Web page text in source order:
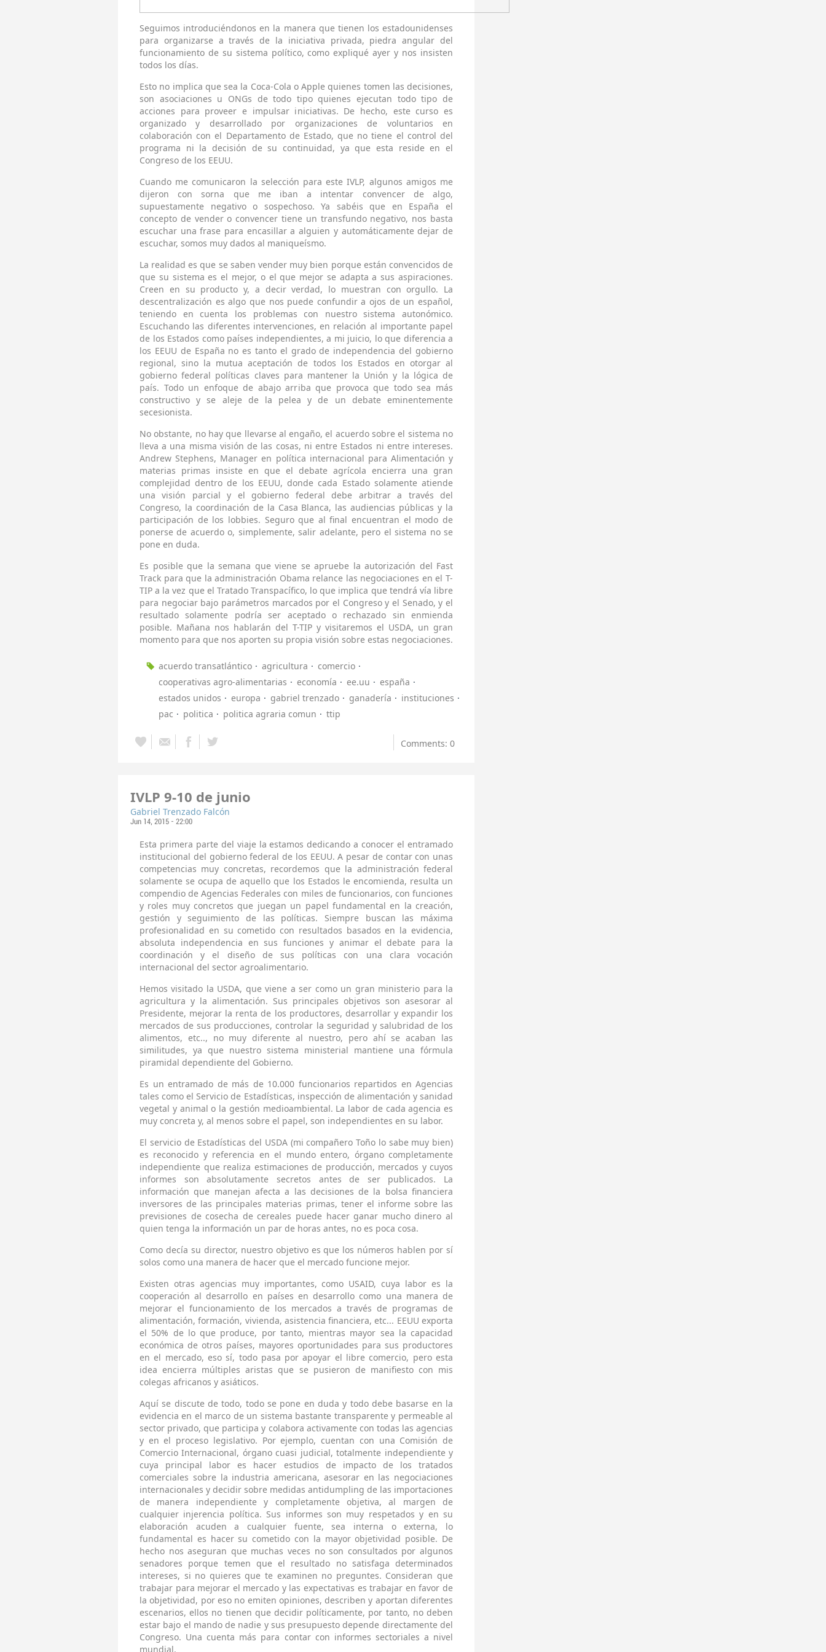
Seguimos introduciéndonos en la manera que tienen los estadounidenses
para organizarse a través de la iniciativa privada, piedra angular del
funcionamiento de su sistema político, como expliqué ayer y nos insisten
todos los días.
Esto no implica que sea la Coca-Cola o Apple quienes tomen las decisiones,
son asociaciones u ONGs de todo tipo quienes ejecutan todo tipo de
acciones para proveer e impulsar iniciativas. De hecho, este curso es
organizado y desarrollado por organizaciones de voluntarios en
colaboración con el Departamento de Estado, que no tiene el control del
programa ni la decisión de su continuidad, ya que esta reside en el
Congreso de los EEUU.
Cuando me comunicaron la selección para este IVLP, algunos amigos me
dijeron con sorna que me iban a intentar convencer de algo,
supuestamente negativo o sospechoso. Ya sabéis que en España el
concepto de vender o convencer tiene un transfundo negativo, nos basta
escuchar una frase para encasillar a alguien y automáticamente dejar de
escuchar, somos muy dados al maniqueísmo.
La realidad es que se saben vender muy bien porque están convencidos de
que su sistema es el mejor, o el que mejor se adapta a sus aspiraciones.
Creen en su producto y, a decir verdad, lo muestran con orgullo. La
descentralización es algo que nos puede confundir a ojos de un español,
teniendo en cuenta los problemas con nuestro sistema autonómico.
Escuchando las diferentes intervenciones, en relación al importante papel
de los Estados como países independientes, a mi juicio, lo que diferencia a
los EEUU de España no es tanto el grado de independencia del gobierno
regional, sino la mutua aceptación de todos los Estados en otorgar al
gobierno federal políticas claves para mantener la Unión y la lógica de
país. Todo un enfoque de abajo arriba que provoca que todo sea más
constructivo y se aleje de la pelea y de un debate eminentemente
secesionista.
No obstante, no hay que llevarse al engaño, el acuerdo sobre el sistema no
lleva a una misma visión de las cosas, ni entre Estados ni entre intereses.
Andrew Stephens, Manager en política internacional para Alimentación y
materias primas insiste en que el debate agrícola encierra una gran
complejidad dentro de los EEUU, donde cada Estado solamente atiende
una visión parcial y el gobierno federal debe arbitrar a través del
Congreso, la coordinación de la Casa Blanca, las audiencias públicas y la
participación de los lobbies. Seguro que al final encuentran el modo de
ponerse de acuerdo o, simplemente, salir adelante, pero el sistema no se
pone en duda.
Es posible que la semana que viene se apruebe la autorización del Fast
Track para que la administración Obama relance las negociaciones en el T-
TIP a la vez que el Tratado Transpacífico, lo que implica que tendrá vía libre
para negociar bajo parámetros marcados por el Congreso y el Senado, y el
resultado solamente podría ser aceptado o rechazado sin enmienda
posible. Mañana nos hablarán del T-TIP y visitaremos el USDA, un gran
momento para que nos aporten su propia visión sobre estas negociaciones.
acuerdo transatlántico agricultura
comercio
cooperativas agro-alimentarias
economía ee.uu
españa
estados unidos
europa gabriel trenzado ganadería
instituciones
pac
politica politica agraria comun ttip
Comments: 0
IVLP 9-10 de junio
Gabriel Trenzado Falcón
Jun 14, 2015 - 22:00
Esta primera parte del viaje la estamos dedicando a conocer el entramado
institucional del gobierno federal de los EEUU. A pesar de contar con unas
competencias muy concretas, recordemos que la administración federal
solamente se ocupa de aquello que los Estados le encomienda, resulta un
compendio de Agencias Federales con miles de funcionarios, con funciones
y roles muy concretos que juegan un papel fundamental en la creación,
gestión y seguimiento de las políticas. Siempre buscan las máxima
profesionalidad en su cometido con resultados basados en la evidencia,
absoluta independencia en sus funciones y animar el debate para la
coordinación y el diseño de sus políticas con una clara vocación
internacional del sector agroalimentario.
Hemos visitado la USDA, que viene a ser como un gran ministerio para la
agricultura y la alimentación. Sus principales objetivos son asesorar al
Presidente, mejorar la renta de los productores, desarrollar y expandir los
mercados de sus producciones, controlar la seguridad y salubridad de los
alimentos, etc.., no muy diferente al nuestro, pero ahí se acaban las
similitudes, ya que nuestro sistema ministerial mantiene una fórmula
piramidal dependiente del Gobierno.
Es un entramado de más de 10.000 funcionarios repartidos en Agencias
tales como el Servicio de Estadísticas, inspección de alimentación y sanidad
vegetal y animal o la gestión medioambiental. La labor de cada agencia es
muy concreta y, al menos sobre el papel, son independientes en su labor.
El servicio de Estadísticas del USDA (mi compañero Toño lo sabe muy bien)
es reconocido y referencia en el mundo entero, órgano completamente
independiente que realiza estimaciones de producción, mercados y cuyos
informes son absolutamente secretos antes de ser publicados. La
información que manejan afecta a las decisiones de la bolsa financiera
inversores de las principales materias primas, tener el informe sobre las
previsiones de cosecha de cereales puede hacer ganar mucho dinero al
quien tenga la información un par de horas antes, no es poca cosa.
Como decía su director, nuestro objetivo es que los números hablen por sí
solos como una manera de hacer que el mercado funcione mejor.
Existen otras agencias muy importantes, como USAID, cuya labor es la
cooperación al desarrollo en países en desarrollo como una manera de
mejorar el funcionamiento de los mercados a través de programas de
alimentación, formación, vivienda, asistencia financiera, etc... EEUU exporta
el 50% de lo que produce, por tanto, mientras mayor sea la capacidad
económica de otros países, mayores oportunidades para sus productores
en el mercado, eso sí, todo pasa por apoyar el libre comercio, pero esta
idea encierra múltiples aristas que se pusieron de manifiesto con mis
colegas africanos y asiáticos.
Aquí se discute de todo, todo se pone en duda y todo debe basarse en la
evidencia en el marco de un sistema bastante transparente y permeable al
sector privado, que participa y colabora activamente con todas las agencias
y en el proceso legislativo. Por ejemplo, cuentan con una Comisión de
Comercio Internacional, órgano cuasi judicial, totalmente independiente y
cuya principal labor es hacer estudios de impacto de los tratados
comerciales sobre la industria americana, asesorar en las negociaciones
internacionales y decidir sobre medidas antidumpling de las importaciones
de manera independiente y completamente objetiva, al margen de
cualquier injerencia política. Sus informes son muy respetados y en su
elaboración acuden a cualquier fuente, sea interna o externa, lo
fundamental es hacer su cometido con la mayor objetividad posible. De
hecho nos aseguran que muchas veces no son consultados por algunos
senadores porque temen que el resultado no satisfaga determinados
intereses, si no quieres que te examinen no preguntes. Consideran que
trabajar para mejorar el mercado y las expectativas es trabajar en favor de
la objetividad, por eso no emiten opiniones, describen y aportan diferentes
escenarios, ellos no tienen que decidir políticamente, por tanto, no deben
estar bajo el mando de nadie y sus presupuesto depende directamente del
Congreso. Una cuenta más para contar con informes sectoriales a nivel
mundial.